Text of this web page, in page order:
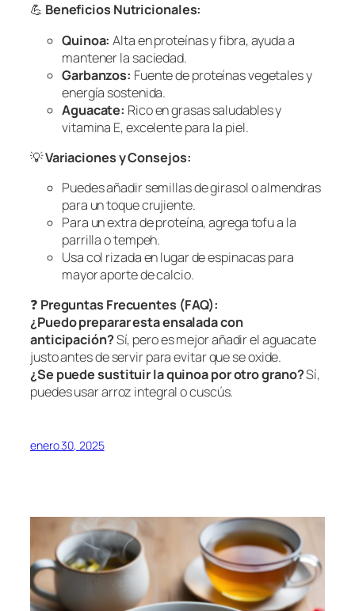
💪 Beneficios Nutricionales:
Quinoa: Alta en proteínas y fibra, ayuda a
mantener la saciedad.
Garbanzos: Fuente de proteínas vegetales y
energía sostenida.
Aguacate: Rico en grasas saludables y
vitamina E, excelente para la piel.
💡Variaciones y Consejos:
Puedes añadir semillas de girasol o almendras
para un toque crujiente.
Para un extra de proteína, agrega tofu a la
parrilla o tempeh.
Usa col rizada en lugar de espinacas para
mayor aporte de calcio.
❓ Preguntas Frecuentes (FAQ):
¿Puedo preparar esta ensalada con
anticipación?Sí, pero es mejor añadir el aguacate
justo antes de servir para evitar que se oxide.
¿Se puede sustituir la quinoa por otro grano?Sí,
puedes usar arroz integral o cuscús.
enero 30, 2025